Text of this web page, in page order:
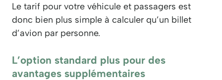
Le tarif pour votre véhicule et passagers est
donc bien plus simple à calculer qu’un billet
d’avion par personne.
L’option standard plus pour des
avantages supplémentaires